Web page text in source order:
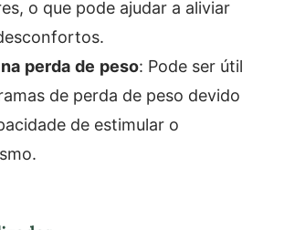
o que pode ajudar a aliviar
perda de peso: Pode ser útil
de perda de peso devido
de estimular o